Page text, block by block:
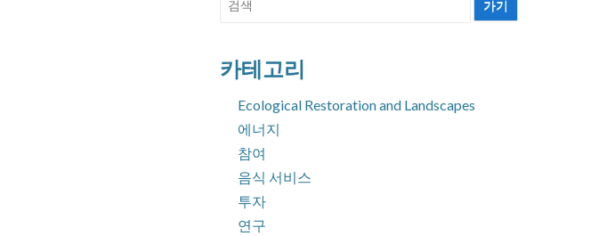
카테고리
Ecological Restoration and Landscapes
에너지
참여
음식 서비스
투자
연구